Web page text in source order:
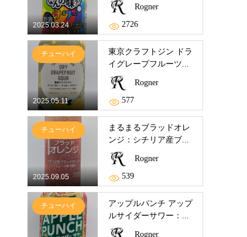
2025.03.24
Rogner
2726
2025.05.11
チューハイ
東京クラフトジン ドラ
イグレープフルーツ...
Rogner
577
2025.09.05
チューハイ
まるまるブラッドオレ
ンジ：シチリア産ブ...
Rogner
539
チューハイ
アップルパンチ アップ
ルサイダーサワー：...
Rogner